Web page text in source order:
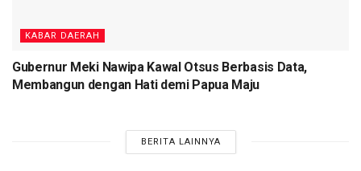
KABAR DAERAH
Gubernur Meki Nawipa Kawal Otsus Berbasis Data,
Membangun dengan Hati demi Papua Maju
BERITA LAINNYA